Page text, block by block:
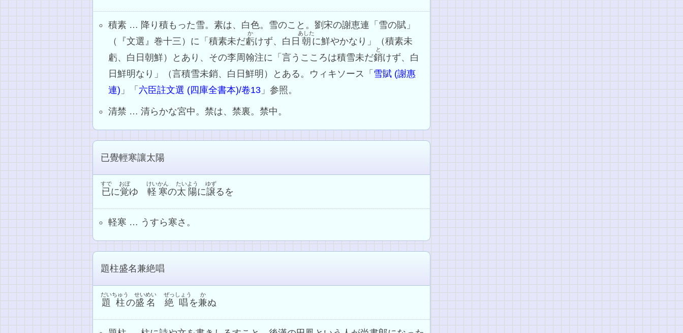
積素 … 降り積もった雪。素は、白色。雪のこと。劉宋の謝恵連「雪の賦」
（『文選』巻十三）に「積素未だ虧
か
けず、白日 朝
あした
に鮮やかなり」（積素未
虧、白日朝鮮）とあり、その李周翰注に「言うこころは積雪未だ銷
と
けず、白
日鮮明なり」（言積雪未銷、白日鮮明）とある。ウィキソース「 雪賦 (謝惠
連) 」「 六臣註文選 (四庫全書本)/卷13 」参照。
清禁 … 清らかな宮中。禁は、禁裏。禁中。
已覺輕寒讓太陽
已
すで
に覚
おぼ
ゆ 軽寒
けいかん
の太陽
たいよう
に譲
ゆず
るを
軽寒 … うすら寒さ。
題柱盛名兼絶唱
題
だい
柱
ちゅう
の盛名
せいめい
絶
ぜっ
唱
しょう
を兼
か
ぬ